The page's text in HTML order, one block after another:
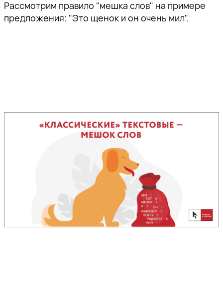
Рассмотрим правило "мешка слов" на примере
предложения: "Это щенок и он очень мил".